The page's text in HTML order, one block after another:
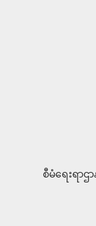
စီမံရေးရာဌ